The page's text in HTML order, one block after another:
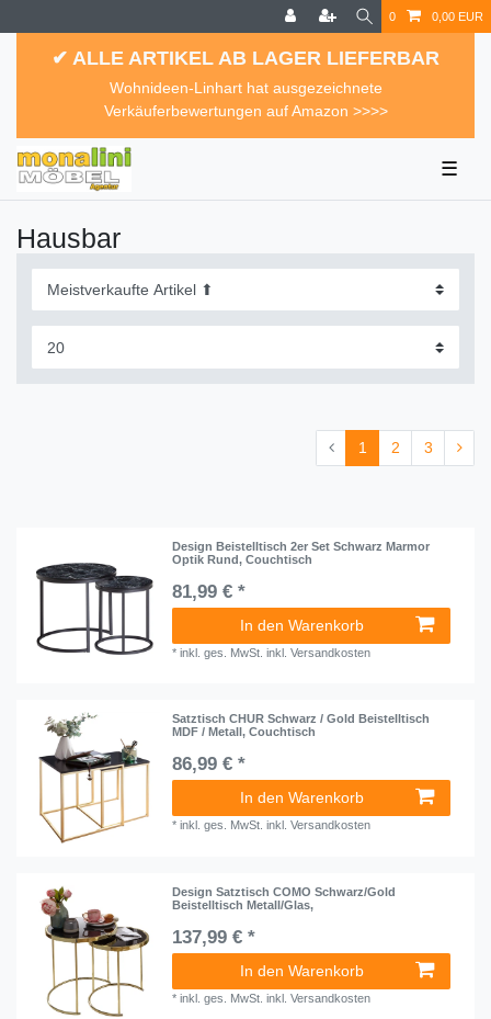
0 0,00 EUR
✔ ALLE ARTIKEL AB LAGER LIEFERBAR
Wohnideen-Linhart hat ausgezeichnete
Verkäuferbewertungen auf Amazon >>>>
☰
Hausbar
1 2 3
Design Beistelltisch 2er Set Schwarz Marmor
Optik Rund, Couchtisch
81,99 € *
In den Warenkorb
*inkl. ges. MwSt. inkl.Versandkosten
Satztisch CHUR Schwarz / Gold Beistelltisch
MDF / Metall, Couchtisch
86,99 € *
In den Warenkorb
*inkl. ges. MwSt. inkl.Versandkosten
Design Satztisch COMO Schwarz/Gold
Beistelltisch Metall/Glas,
137,99 € *
In den Warenkorb
*inkl. ges. MwSt. inkl.Versandkosten